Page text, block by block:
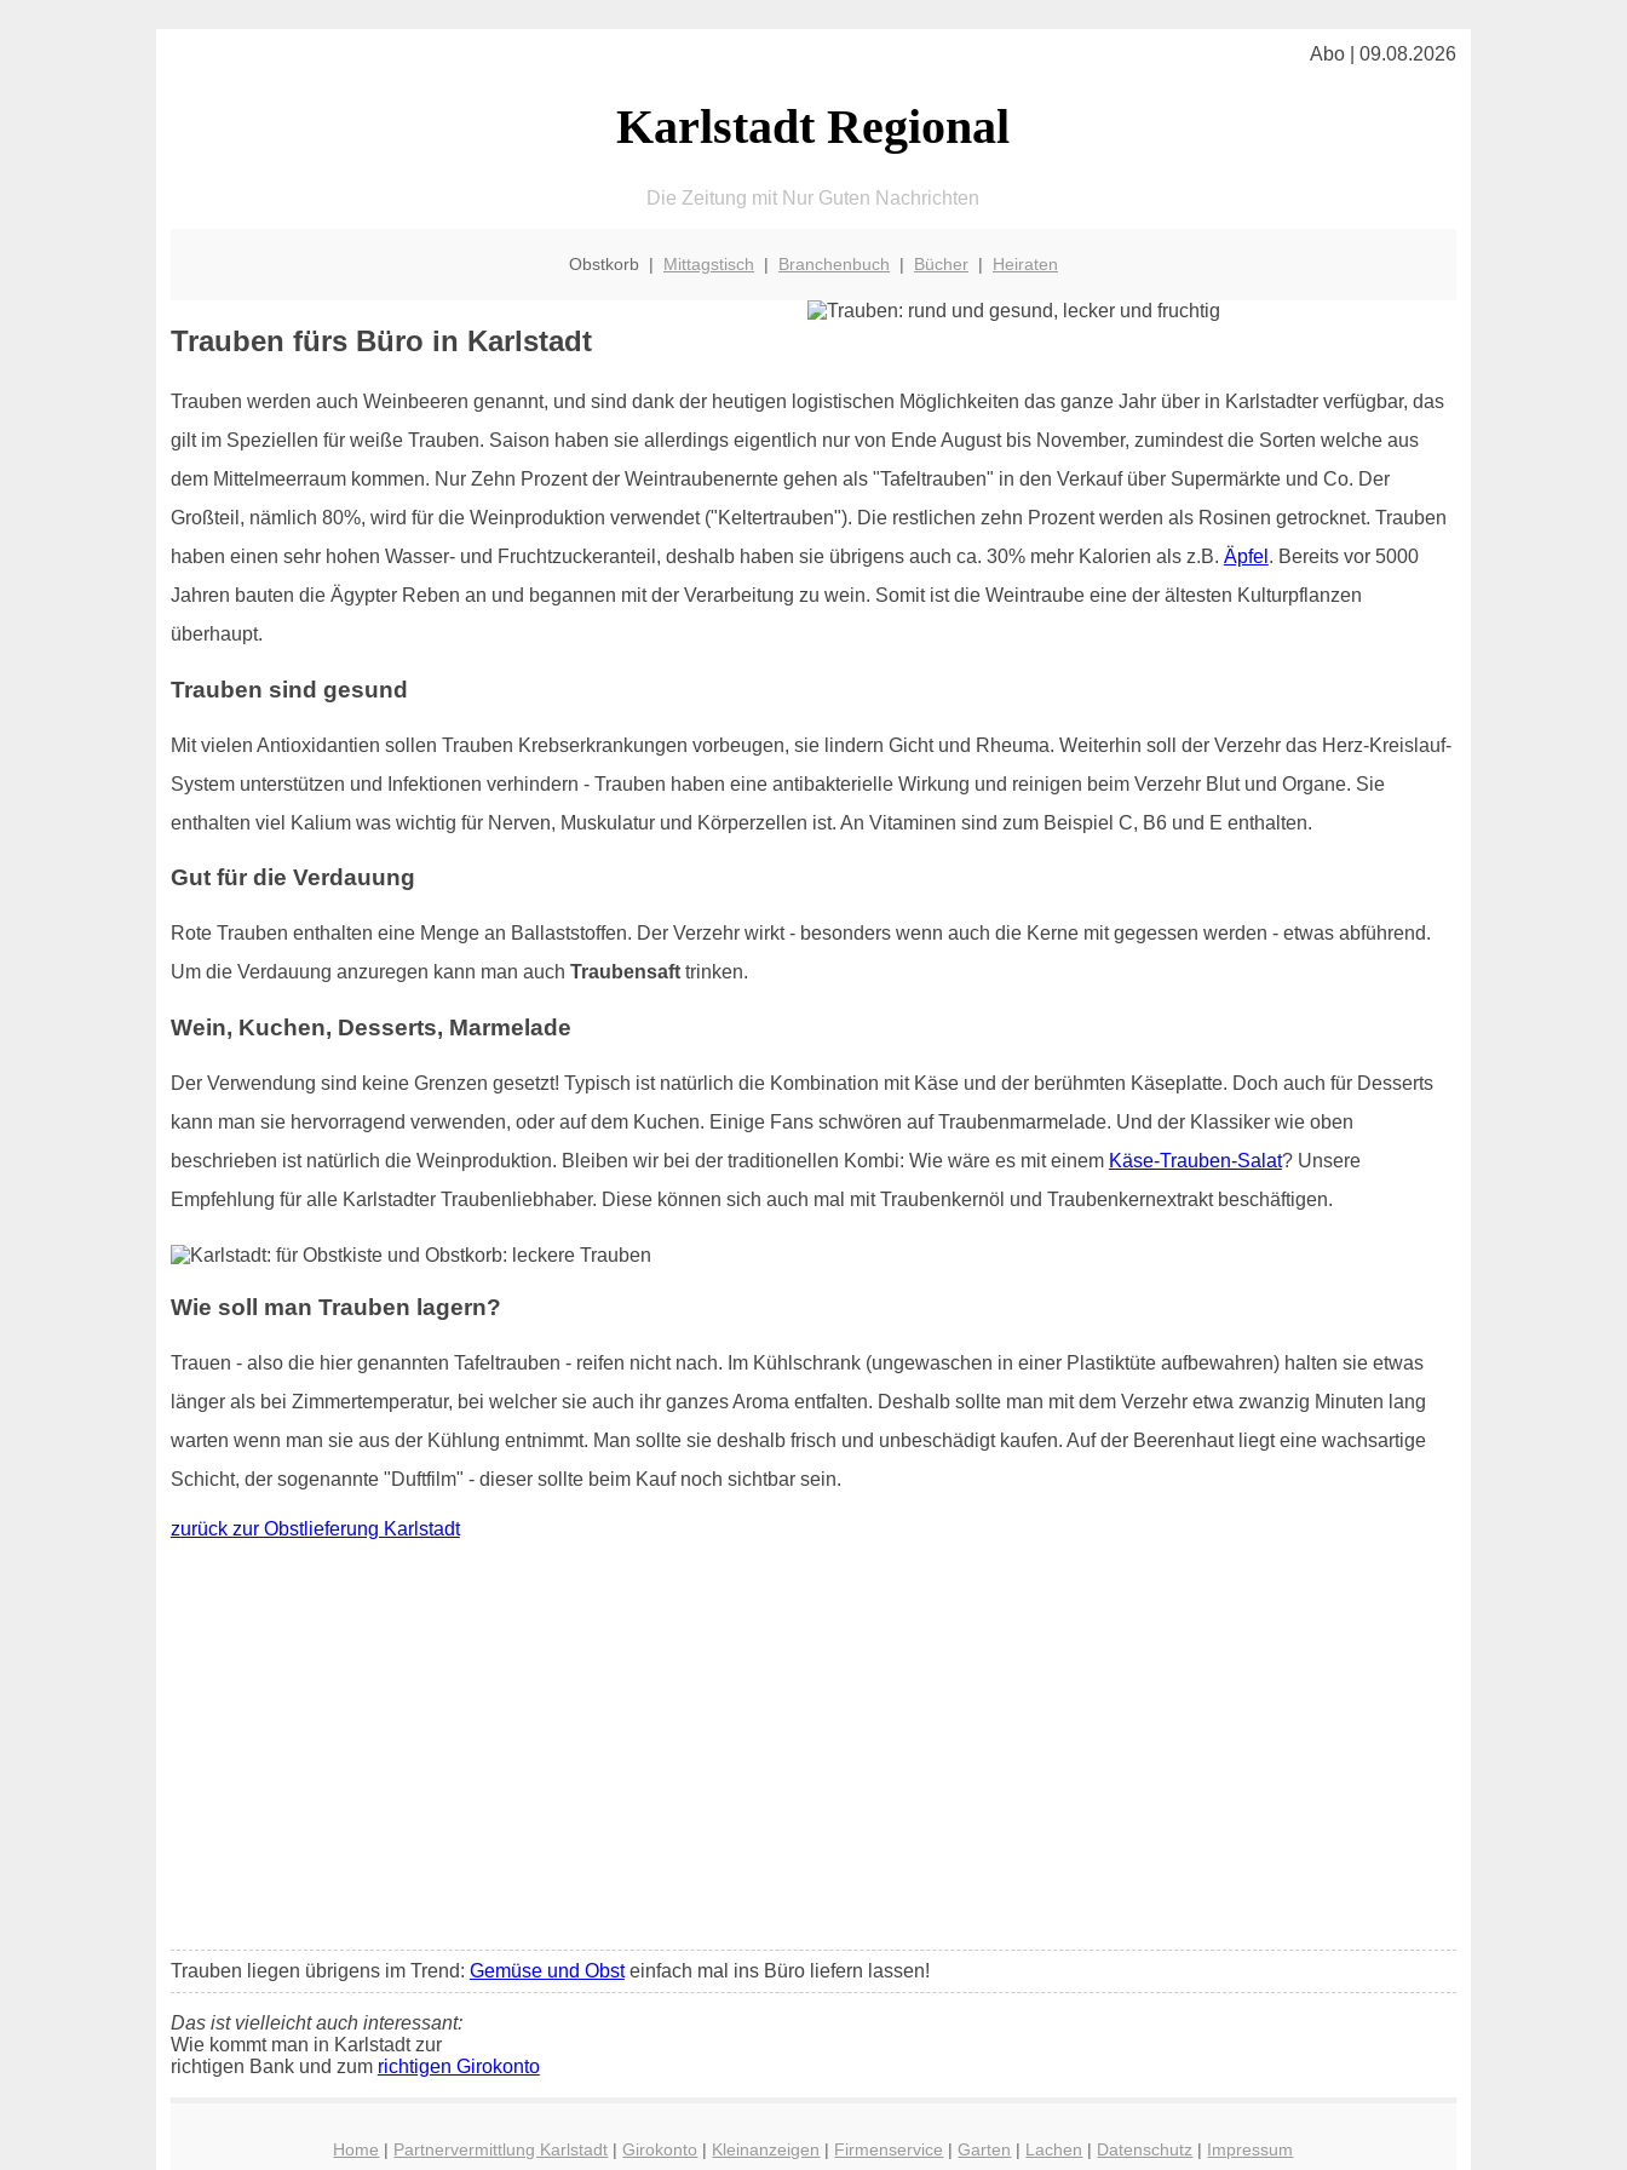
Abo | 09.08.2026
Karlstadt Regional
Die Zeitung mit Nur Guten Nachrichten
Obstkorb | Mittagstisch | Branchenbuch | Bücher| Heiraten
Trauben fürs Büro in Karlstadt
Trauben werden auch Weinbeeren genannt, und sind dank der heutigen logistischen Möglichkeiten das ganze Jahr über in Karlstadter verfügbar, das
gilt im Speziellen für weiße Trauben. Saison haben sie allerdings eigentlich nur von Ende August bis November, zumindest die Sorten welche aus
dem Mittelmeerraum kommen. Nur Zehn Prozent der Weintraubenernte gehen als "Tafeltrauben" in den Verkauf über Supermärkte und Co. Der
Großteil, nämlich 80%, wird für die Weinproduktion verwendet ("Keltertrauben"). Die restlichen zehn Prozent werden als Rosinen getrocknet. Trauben
haben einen sehr hohen Wasser- und Fruchtzuckeranteil, deshalb haben sie übrigens auch ca. 30% mehr Kalorien als z.B. Äpfel . Bereits vor 5000
Jahren bauten die Ägypter Reben an und begannen mit der Verarbeitung zu wein. Somit ist die Weintraube eine der ältesten Kulturpflanzen
überhaupt.
Trauben sind gesund
Mit vielen Antioxidantien sollen Trauben Krebserkrankungen vorbeugen, sie lindern Gicht und Rheuma. Weiterhin soll der Verzehr das Herz-Kreislauf-
System unterstützen und Infektionen verhindern - Trauben haben eine antibakterielle Wirkung und reinigen beim Verzehr Blut und Organe. Sie
enthalten viel Kalium was wichtig für Nerven, Muskulatur und Körperzellen ist. An Vitaminen sind zum Beispiel C, B6 und E enthalten.
Gut für die Verdauung
Rote Trauben enthalten eine Menge an Ballaststoffen. Der Verzehr wirkt - besonders wenn auch die Kerne mit gegessen werden - etwas abführend.
Um die Verdauung anzuregen kann man auch Traubensafttrinken.
Wein, Kuchen, Desserts, Marmelade
Der Verwendung sind keine Grenzen gesetzt! Typisch ist natürlich die Kombination mit Käse und der berühmten Käseplatte. Doch auch für Desserts
kann man sie hervorragend verwenden, oder auf dem Kuchen. Einige Fans schwören auf Traubenmarmelade. Und der Klassiker wie oben
beschrieben ist natürlich die Weinproduktion. Bleiben wir bei der traditionellen Kombi: Wie wäre es mit einem Käse-Trauben-Salat? Unsere
Empfehlung für alle Karlstadter Traubenliebhaber. Diese können sich auch mal mit Traubenkernöl und Traubenkernextrakt beschäftigen.
Wie soll man Trauben lagern?
Trauen - also die hier genannten Tafeltrauben - reifen nicht nach. Im Kühlschrank (ungewaschen in einer Plastiktüte aufbewahren) halten sie etwas
länger als bei Zimmertemperatur, bei welcher sie auch ihr ganzes Aroma entfalten. Deshalb sollte man mit dem Verzehr etwa zwanzig Minuten lang
warten wenn man sie aus der Kühlung entnimmt. Man sollte sie deshalb frisch und unbeschädigt kaufen. Auf der Beerenhaut liegt eine wachsartige
Schicht, der sogenannte "Duftfilm" - dieser sollte beim Kauf noch sichtbar sein.
zurück zur Obstlieferung Karlstadt
Trauben liegen übrigens im Trend: Gemüse und Obsteinfach mal ins Büro liefern lassen!
Das ist vielleicht auch interessant:
Wie kommt man in Karlstadt zur
richtigen Bank und zum richtigen Girokonto
Home | Partnervermittlung Karlstadt |Girokonto | Kleinanzeigen | Firmenservice |Garten | Lachen | Datenschutz | Impressum